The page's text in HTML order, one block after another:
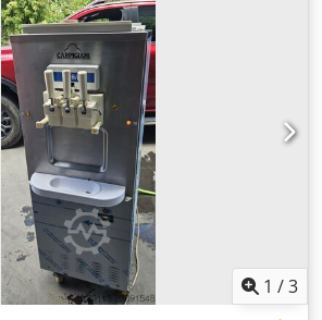
AESMD 36 - Nettogewicht: 200 kg
1 /3